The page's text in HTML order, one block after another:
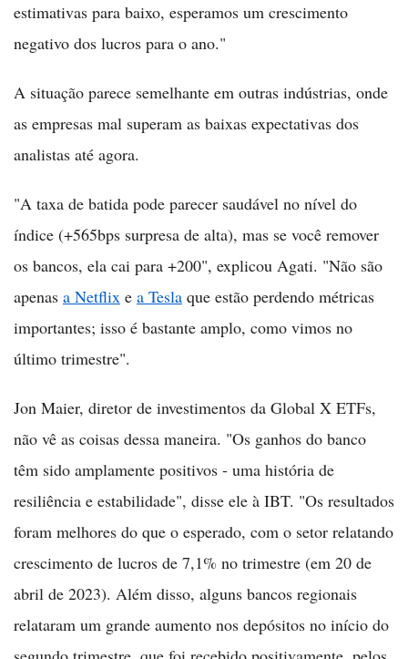
estimativas para baixo, esperamos um crescimento
negativo dos lucros para o ano."
A situação parece semelhante em outras indústrias, onde
as empresas mal superam as baixas expectativas dos
analistas até agora.
"A taxa de batida pode parecer saudável no nível do
índice (+565bps surpresa de alta), mas se você remover
os bancos, ela cai para +200", explicou Agati. "Não são
apenas a Netflix e a Tesla que estão perdendo métricas
importantes; isso é bastante amplo, como vimos no
último trimestre".
Jon Maier, diretor de investimentos da Global X ETFs,
não vê as coisas dessa maneira. "Os ganhos do banco
têm sido amplamente positivos - uma história de
resiliência e estabilidade", disse ele à IBT. "Os resultados
foram melhores do que o esperado, com o setor relatando
crescimento de lucros de 7,1% no trimestre (em 20 de
abril de 2023). Além disso, alguns bancos regionais
relataram um grande aumento nos depósitos no início do